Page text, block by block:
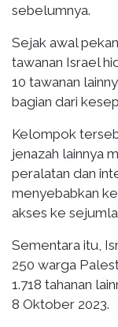
sebelumnya.
Sejak awal
tawanan Israel
10 tawanan
bagian dari
Kelompok
jenazah lainnya
peralatan dan
menyebabkan
akses ke
Sementara itu,
250 warga
1.718 tahanan
8 Oktober 2023.